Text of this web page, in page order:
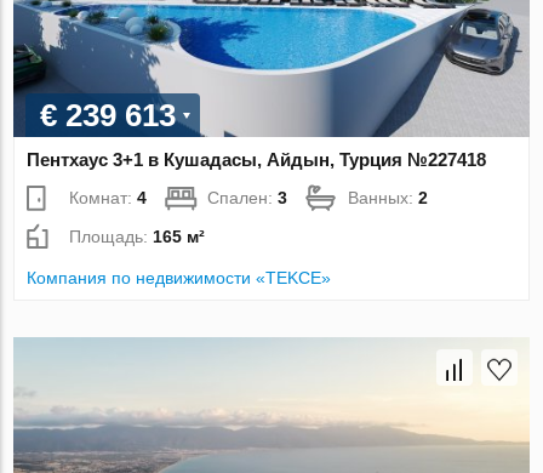
€ 239 613
Пентхаус 3+1 в Кушадасы, Айдын, Турция №227418
Комнат:4 Спален:3 Ванных:2
Площадь:165 м²
Компания по недвижимости «TEKCE»